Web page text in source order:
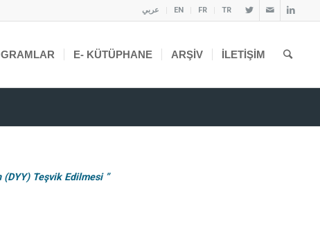
عربي EN FR TR
E- KÜTÜPHANE ARŞIV İLETIŞIM
(DYY) Teşvik Edilmesi ”